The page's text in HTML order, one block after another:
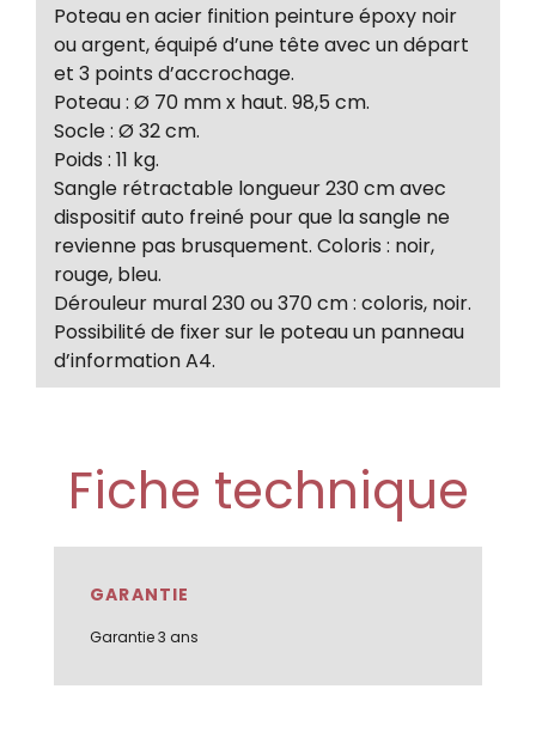
Poteau en acier finition peinture époxy noir
ou argent, équipé d’une tête avec un départ
et 3 points d’accrochage.
Poteau : Ø 70 mm x haut. 98,5 cm.
Socle : Ø 32 cm.
Poids : 11 kg.
Sangle rétractable longueur 230 cm avec
dispositif auto freiné pour que la sangle ne
revienne pas brusquement. Coloris : noir,
rouge, bleu.
Dérouleur mural 230 ou 370 cm : coloris, noir.
Possibilité de fixer sur le poteau un panneau
d’information A4.
Fiche technique
GARANTIE
Garantie 3 ans